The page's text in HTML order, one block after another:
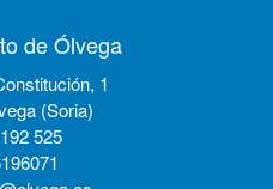
de Ólvega
1
(Soria)
525